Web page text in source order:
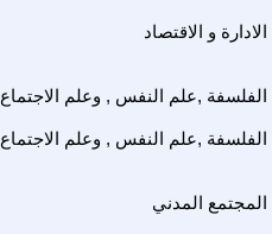
الادارة و الاقتصاد
الفلسفة ,علم النفس , وعلم الاجتماع
الفلسفة ,علم النفس , وعلم الاجتماع
المجتمع المدني